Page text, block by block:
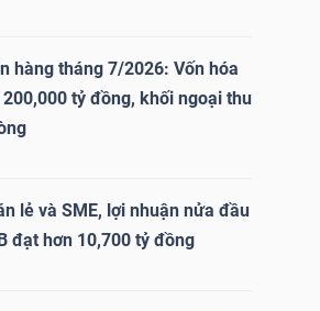
hàng tháng 7/2026: Vốn hóa
tỷ đồng, khối ngoại thu
lẻ và SME, lợi nhuận nửa đầu
đạt hơn 10,700 tỷ đồng